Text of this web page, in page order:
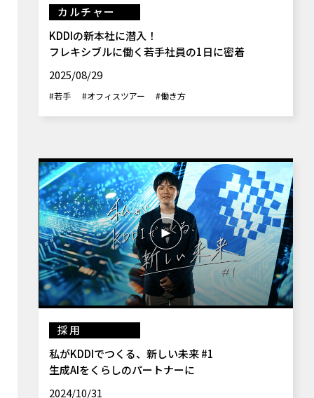
カルチャー
KDDIの新本社に潜入！
フレキシブルに働く若手社員の1日に密着
2025/08/29
#若手 #オフィスツアー #働き方
採用
私がKDDIでつくる、新しい未来 #1
生成AIをくらしのパートナーに
2024/10/31